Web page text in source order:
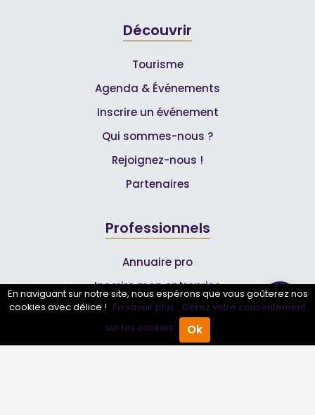
Annuaire Pro Agenda
Découvrir
Tourisme
Agenda & Événements
Inscrire un événement
Qui sommes-nous ?
Rejoignez-nous !
Partenaires
Professionnels
Annuaire pro
Inscrire mon entreprise
Les Abonnements Pros
En naviguant sur notre site, nous espérons que vous goûterez nos
cookies avec délice ! En savoir plus. Gérez votre consentement
sur les cookies.
Ok